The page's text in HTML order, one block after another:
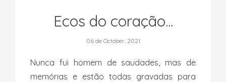
Ecos do coração...
06 de October, 2021
Nunca fui homem de saudades, mas de
memórias e estão todas gravadas para